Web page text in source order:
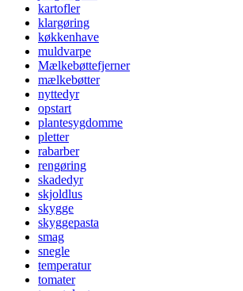
kartofler
klargøring
køkkenhave
muldvarpe
Mælkebøttefjerner
mælkebøtter
nyttedyr
opstart
plantesygdomme
pletter
rabarber
rengøring
skadedyr
skjoldlus
skygge
skyggepasta
smag
snegle
temperatur
tomater